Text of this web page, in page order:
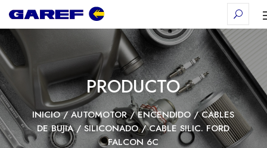
PRODUCTO
INICIO/AUTOMOTOR/ENCENDIDO/CABLES
DE BUJIA/SILICONADO/ CABLE SILIC. FORD
FALCON 6C